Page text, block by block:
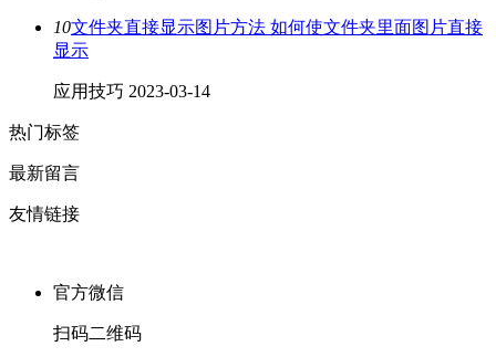
10文件夹直接显示图片方法 如何使文件夹里面图片直接
显示
应用技巧 2023-03-14
热门标签
最新留言
友情链接
官方微信
扫码二维码